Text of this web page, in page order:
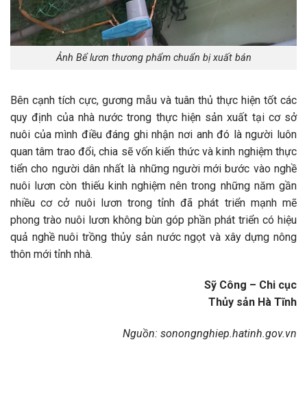
Ảnh Bể lươn thương phẩm chuẩn bị xuất bán
Bên cạnh tích cực, gương mẫu và tuân thủ thực hiện tốt các
quy định của nhà nước trong thực hiện sản xuất tại cơ sở
nuôi của mình điều đáng ghi nhận nơi anh đó là người luôn
quan tâm trao đổi, chia sẽ vốn kiến thức và kinh nghiệm thực
tiển cho người dân nhất là những người mới bước vào nghề
nuôi lươn còn thiếu kinh nghiệm nên trong những năm gần
nhiều cơ cở nuôi lươn trong tỉnh đã phát triển mạnh mẽ
phong trào nuôi lươn không bùn góp phần phát triển có hiệu
quả nghề nuôi trồng thủy sản nước ngọt và xây dựng nông
thôn mới tỉnh nhà.
Sỹ Công – Chi cục
Thủy sản Hà Tĩnh
Nguồn: sonongnghiep.hatinh.gov.vn